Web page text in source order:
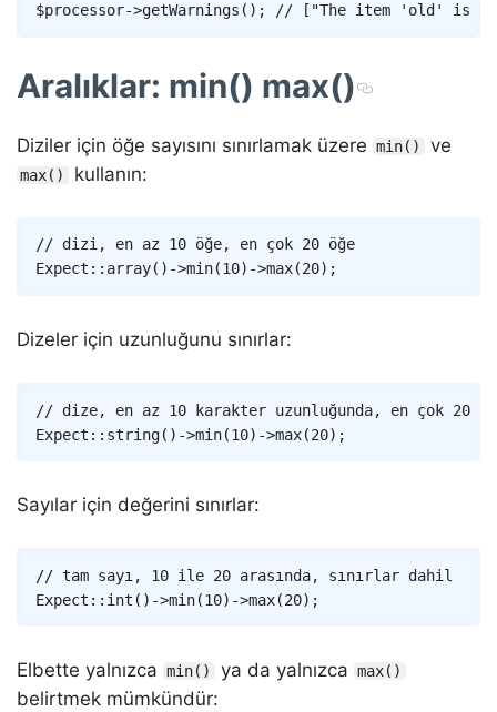
$processor->getWarnings ( ) ; // ["The item 'old' is
Aralıklar: min() max()
Diziler için öğe sayısını sınırlamak üzere min() ve
max() kullanın:
// dizi, en az 10 öğe, en çok 20 öğe
Expect :: array( ) ->min(10) ->max(20) ;
Dizeler için uzunluğunu sınırlar:
// dize, en az 10 karakter uzunluğunda, en çok 20
Expect :: string( ) ->min(10) ->max(20) ;
Copy
Sayılar için değerini sınırlar:
// tam sayı, 10 ile 20 arasında, sınırlar dahil
Expect :: int ( ) ->min(10) ->max(20) ;
Copy
Elbette yalnızca min() ya da yalnızca max()
belirtmek mümkündür: